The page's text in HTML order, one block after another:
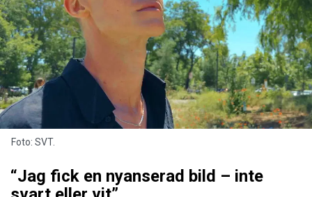
Foto: SVT.
“Jag fick en nyanserad bild – inte